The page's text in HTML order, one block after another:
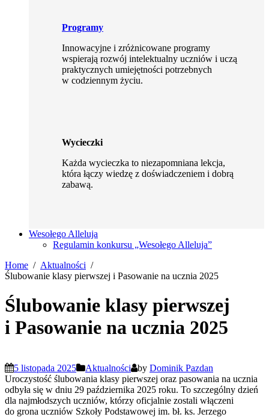
Programy
Innowacyjne i zróżnicowane programy
wspierają rozwój intelektualny uczniów i uczą
praktycznych umiejętności potrzebnych
w codziennym życiu.
Wycieczki
Każda wycieczka to niezapomniana lekcja,
która łączy wiedzę z doświadczeniem i dobrą
zabawą.
Wesołego Alleluja
Regulamin konkursu „Wesołego Alleluja”
Home
Aktualności
Ślubowanie klasy pierwszej i Pasowanie na ucznia 2025
Ślubowanie klasy pierwszej
i Pasowanie na ucznia 2025
5 listopada 2025 Aktualności by Dominik Pazdan
Uroczystość ślubowania klasy pierwszej oraz pasowania na ucznia
odbyła się w dniu 29 października 2025 roku. To szczególny dzień
dla najmłodszych uczniów, którzy oficjalnie zostali włączeni
do grona uczniów Szkoły Podstawowej im. bł. ks. Jerzego